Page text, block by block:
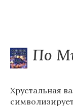
По
Хрустальная